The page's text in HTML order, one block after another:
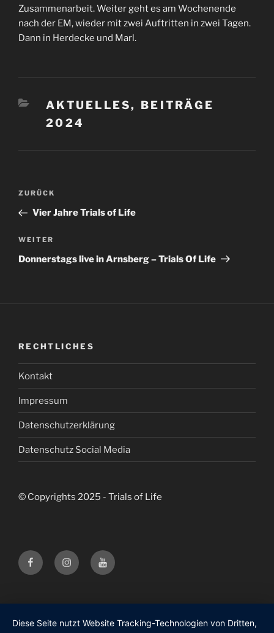
Zusammenarbeit. Weiter geht es am Wochenende
nach der EM, wieder mit zwei Auftritten in zwei Tagen.
Dann in Herdecke und Marl.
KATEGORIEN
AKTUELLES, BEITRÄGE
2024
Beitragsnavigation
Vorheriger
Beitrag
ZURÜCK
Vier Jahre Trials of Life
Nächster
Beitrag
WEITER
Donnerstags live in Arnsberg – Trials Of Life
RECHTLICHES
Kontakt
Impressum
Datenschutzerklärung
Datenschutz Social Media
© Copyrights 2025 - Trials of Life
Facebook
Trials
Life
Instagram
Trials
Life
Youtube
Trials
Life
Diese Seite nutzt Website Tracking-Technologien von Dritten,